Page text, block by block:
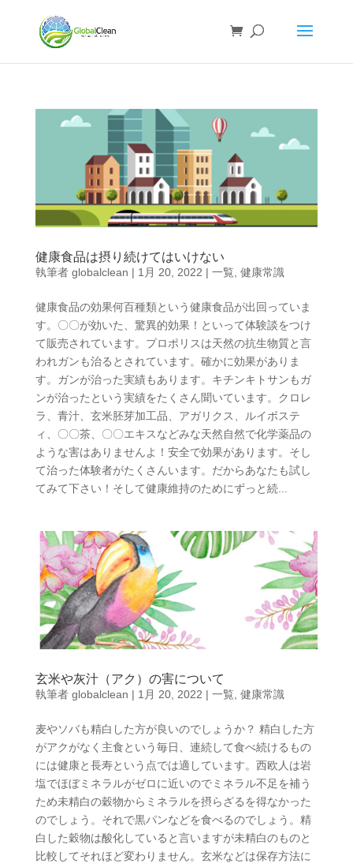
健康食品は摂り続けてはいけない
執筆者 globalclean | 1月 20, 2022 | 一覧 健康常識
健康食品の効果何百種類という健康食品が出回っていま
す。〇〇が効いた、驚異的効果！といって体験談をつけ
て販売されています。プロポリスは天然の抗生物質と言
われガンも治るとされています。確かに効果がありま
す。ガンが治った実績もあります。キチンキトサンもガ
ンが治ったという実績をたくさん聞いています。クロレ
ラ、青汁、玄米胚芽加工品、アガリクス、ルイボステ
ィ、〇〇茶、〇〇エキスなどみな天然自然で化学薬品の
ような害はありませんよ！安全で効果があります。そし
て治った体験者がたくさんいます。だからあなたも試し
てみて下さい！そして健康維持のためにずっと続...
玄米や灰汁（アク）の害について
執筆者 globalclean | 1月 20, 2022 | 一覧 健康常識
麦やソバも精白した方が良いのでしょうか？ 精白した方
がアクがなく主食という毎日、連続して食べ続けるもの
には健康と長寿という点では適しています。西欧人は岩
塩でほぼミネラルがゼロに近いのでミネラル不足を補う
ため未精白の穀物からミネラルを摂らざるを得なかった
のでしょう。それで黒パンなどを食べるのでしょう。精
白した穀物は酸化していると言いますが未精白のものと
比較してそれほど変わりません。玄米などは保存方法に